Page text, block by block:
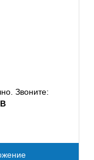
Звоните: